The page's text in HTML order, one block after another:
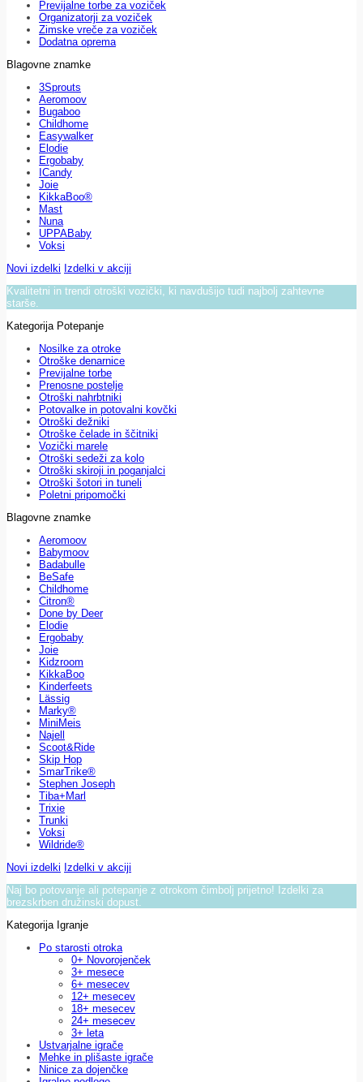
Previjalne torbe za voziček
Organizatorji za voziček
Zimske vreče za voziček
Dodatna oprema
Blagovne znamke
3Sprouts
Aeromoov
Bugaboo
Childhome
Easywalker
Elodie
Ergobaby
ICandy
Joie
KikkaBoo®
Mast
Nuna
UPPABaby
Voksi
Novi izdelki Izdelki v akciji
Kvalitetni in trendi otroški vozički, ki navdušijo tudi najbolj zahtevne
starše.
Kategorija Potepanje
Nosilke za otroke
Otroške denarnice
Previjalne torbe
Prenosne postelje
Otroški nahrbtniki
Potovalke in potovalni kovčki
Otroški dežniki
Otroške čelade in ščitniki
Vozički marele
Otroški sedeži za kolo
Otroški skiroji in poganjalci
Otroški šotori in tuneli
Poletni pripomočki
Blagovne znamke
Aeromoov
Babymoov
Badabulle
BeSafe
Childhome
Citron®
Done by Deer
Elodie
Ergobaby
Joie
Kidzroom
KikkaBoo
Kinderfeets
Lässig
Marky®
MiniMeis
Najell
Scoot&Ride
Skip Hop
SmarTrike®
Stephen Joseph
Tiba+Marl
Trixie
Trunki
Voksi
Wildride®
Novi izdelki Izdelki v akciji
Naj bo potovanje ali potepanje z otrokom čimbolj prijetno! Izdelki za
brezskrben družinski dopust.
Kategorija Igranje
Po starosti otroka
0+ Novorojenček
3+ mesece
6+ mesecev
12+ mesecev
18+ mesecev
24+ mesecev
3+ leta
Ustvarjalne igrače
Mehke in plišaste igrače
Ninice za dojenčke